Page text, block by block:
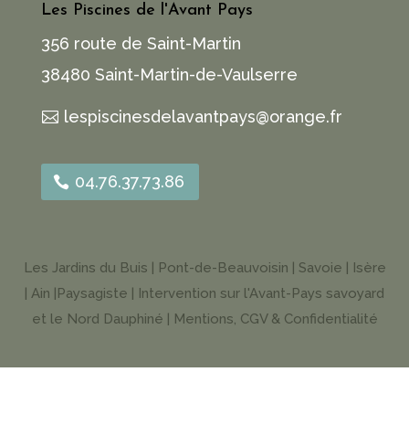
Les Piscines de l'Avant Pays
356 route de Saint-Martin
38480 Saint-Martin-de-Vaulserre
lespiscinesdelavantpays@orange.fr
04.76.37.73.86
Les Jardins du Buis | Pont-de-Beauvoisin | Savoie | Isère
| Ain |Paysagiste | Intervention sur l'Avant-Pays savoyard
et le Nord Dauphiné |
Mentions, CGV & Confidentialité